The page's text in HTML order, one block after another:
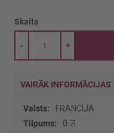
Skaits
+
-
VAIRĀK INFORMĀCIJAS
Vairāk
informācijas
FRANCIJA
0.7l